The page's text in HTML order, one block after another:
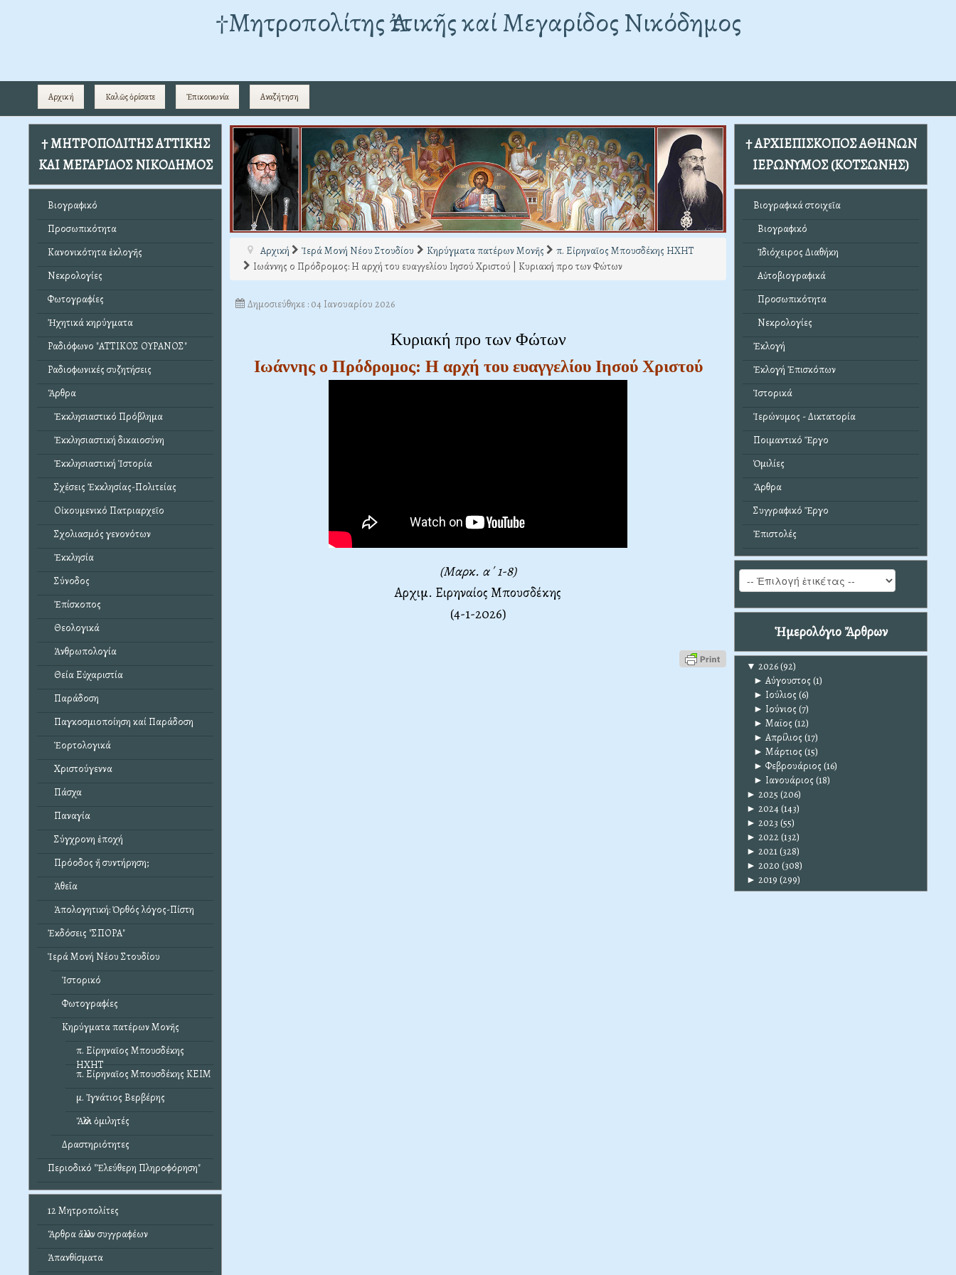
†Mητροπολίτης Ἀττικῆς καί Μεγαρίδος Νικόδημος
Αρχική Καλῶς ὁρίσατε Ἐπικοινωνία Αναζήτηση
† ΜΗΤΡΟΠΟΛΙΤΗΣ ΑΤΤΙΚΗΣ
ΚΑΙ ΜΕΓΑΡΙΔΟΣ ΝΙΚΟΔΗΜΟΣ
Βιογραφικό
Προσωπικότητα
Κανονικότητα ἐκλογῆς
Νεκρολογίες
Φωτογραφίες
Ἠχητικά κηρύγματα
Ραδιόφωνο "ΑΤΤΙΚΟΣ ΟΥΡΑΝΟΣ"
Ραδιοφωνικές συζητήσεις
Ἄρθρα
Ἐκκλησιαστικό Πρόβλημα
Ἐκκλησιαστική δικαιοσύνη
Ἐκκλησιαστική Ἱστορία
Σχέσεις Ἐκκλησίας-Πολιτείας
Οἰκουμενικό Πατριαρχεῖο
Σχολιασμός γενονότων
Ἐκκλησία
Σύνοδος
Ἐπίσκοπος
Θεολογικά
Ἀνθρωπολογία
Θεία Εὐχαριστία
Παράδοση
Παγκοσμιοποίηση καί Παράδοση
Ἑορτολογικά
Χριστούγεννα
Πάσχα
Παναγία
Σύγχρονη ἐποχή
Πρόοδος ἤ συντήρηση;
Ἀθεΐα
Ἀπολογητική: Ὀρθός λόγος-Πίστη
Ἐκδόσεις "ΣΠΟΡΑ"
Ἱερά Μονή Νέου Στουδίου
Ἱστορικό
Φωτογραφίες
Κηρύγματα πατέρων Μονῆς
π. Εἰρηναῖος Μπουσδέκης
ΗΧΗΤ
π. Εἰρηναῖος Μπουσδέκης ΚΕΙΜ
μ. Ἰγνάτιος Βερβέρης
Ἄλλοι ὁμιλητές
Δραστηριότητες
Περιοδικό "Ἐλεύθερη Πληροφόρηση"
12 Μητροπολίτες
Ἄρθρα ἄλλων συγγραφέων
Ἀπανθίσματα
Αρχική Ἱερά Μονή Νέου Στουδίου Κηρύγματα πατέρων Μονῆς
π. Εἰρηναῖος Μπουσδέκης ΗΧΗΤ
Ιωάννης ο Πρόδρομος: Η αρχή του ευαγγελίου Ιησού Χριστού | Κυριακή προ των Φώτων
Δημοσιεύθηκε : 04 Ιανουαρίου 2026
Κυριακή προ των Φώτων
Ιωάννης ο Πρόδρομος: Η αρχή του ευαγγελίου Ιησού Χριστού
(Μαρκ. α΄ 1-8)
Αρχιμ. Ειρηναίος Μπουσδέκης
(4-1-2026)
† ΑΡΧΙΕΠΙΣΚΟΠΟΣ ΑΘΗΝΩΝ
ΙΕΡΩΝΥΜΟΣ (ΚΟΤΣΩΝΗΣ)
Βιογραφικά στοιχεῖα
Βιογραφικό
Ἰδιόχειρος Διαθήκη
Αὐτοβιογραφικά
Προσωπικότητα
Νεκρολογίες
Ἐκλογή
Ἐκλογή Ἐπισκόπων
Ἱστορικά
Ἱερώνυμος - Δικτατορία
Ποιμαντικό Ἔργο
Ὁμιλίες
Ἄρθρα
Συγγραφικό Ἔργο
Ἐπιστολές
Ἡμερολόγιο Ἄρθρων
▼ 2026(92)
► Αύγουστος (1)
► Ιούλιος (6)
► Ιούνιος (7)
► Μαϊος (12)
► Απρίλιος (17)
► Μάρτιος (15)
► Φεβρουάριος (16)
► Ιανουάριος (18)
► 2025 (206)
► 2024(143)
► 2023 (55)
► 2022(132)
► 2021(328)
► 2020 (308)
► 2019 (299)